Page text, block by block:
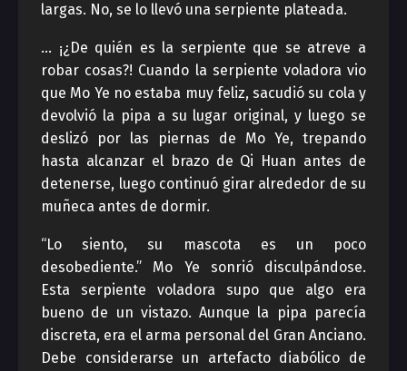
largas. No, se lo llevó una serpiente plateada.
… ¡¿De quién es la serpiente que se atreve a
robar cosas?! Cuando la serpiente voladora vio
que Mo Ye no estaba muy feliz, sacudió su cola y
devolvió la pipa a su lugar original, y luego se
deslizó por las piernas de Mo Ye, trepando
hasta alcanzar el brazo de Qi Huan antes de
detenerse, luego continuó girar alrededor de su
muñeca antes de dormir.
“Lo siento, su mascota es un poco
desobediente.” Mo Ye sonrió disculpándose.
Esta serpiente voladora supo que algo era
bueno de un vistazo. Aunque la pipa parecía
discreta, era el arma personal del Gran Anciano.
Debe considerarse un artefacto diabólico de